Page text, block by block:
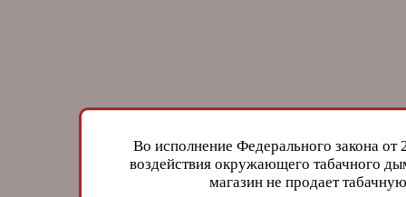
Во исполнение Федерального закона
воздействия окружающего табачного
магазин не продает